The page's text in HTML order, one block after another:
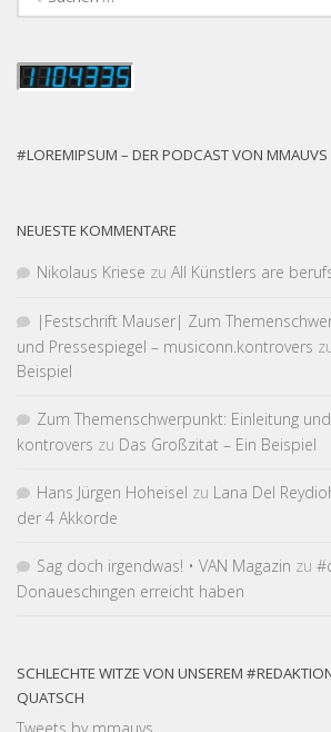
#LOREMIPSUM – DER PODCAST VON MMAUVS
NEUESTE KOMMENTARE
Nikolaus Kriese zu All Künstlers are
|Fest­schrift Mauser| Zum
und Pressespiegel – musiconn.kontrovers
Beispiel
Zum Themen­schwer­punkt: Einleitung
kontrovers zu Das Großzitat – Ein Beispiel
Hans Jürgen Hoheisel zu Lana Del
der 4 Akkorde
Sag doch irgendwas! • VAN Magazin zu
Donaueschingen erreicht haben
SCHLECHTE WITZE VON UNSEREM
QUATSCH